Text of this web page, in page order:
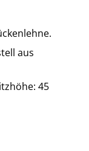
aus
45